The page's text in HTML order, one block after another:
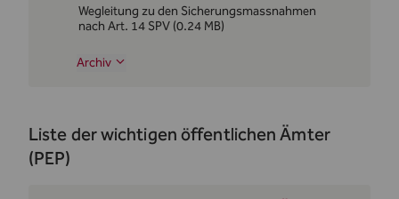
Wegleitung zu den Sicherungsmassnahmen
nach Art. 14 SPV (0.24 MB)
Archiv
Liste der wichtigen öffentlichen Ämter
(PEP)